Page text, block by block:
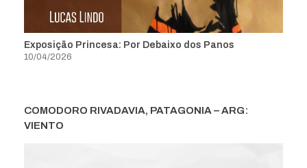
Exposição Princesa: Por Debaixo dos Panos
10/04/2026
COMODORO RIVADAVIA, PATAGONIA – ARG:
VIENTO